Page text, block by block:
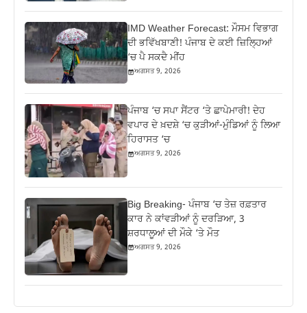
IMD Weather Forecast: ਮੌਸਮ ਵਿਭਾਗ
ਦੀ ਭਵਿੱਖਬਾਣੀ! ਪੰਜਾਬ ਦੇ ਕਈ ਜ਼ਿਲ੍ਹਿਆਂ
‘ਚ ਪੈ ਸਕਦੈ ਮੀਂਹ
ਅਗਸਤ 9, 2026
ਪੰਜਾਬ ‘ਚ ਸਪਾ ਸੈਂਟਰ ‘ਤੇ ਛਾਪੇਮਾਰੀ! ਦੇਹ
ਵਪਾਰ ਦੇ ਖ਼ਦਸ਼ੇ ‘ਚ ਕੁੜੀਆਂ-ਮੁੰਡਿਆਂ ਨੂੰ ਲਿਆ
ਹਿਰਾਸਤ ‘ਚ
ਅਗਸਤ 9, 2026
Big Breaking- ਪੰਜਾਬ ‘ਚ ਤੇਜ਼ ਰਫ਼ਤਾਰ
ਕਾਰ ਨੇ ਕਾਂਵੜੀਆਂ ਨੂੰ ਦਰੜਿਆ, 3
ਸ਼ਰਧਾਲੂਆਂ ਦੀ ਮੌਕੇ ‘ਤੇ ਮੌਤ
ਅਗਸਤ 9, 2026